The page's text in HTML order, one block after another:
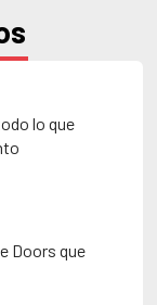
lo que
Doors que